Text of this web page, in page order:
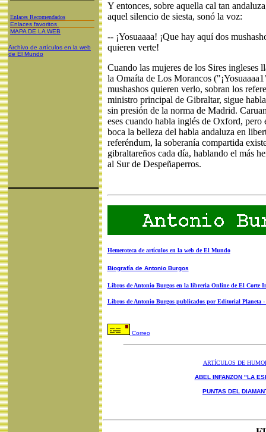
Enlaces Recomendados
Enlaces favoritos
MAPA DE LA WEB
Archivo de artículos en la web
de El Mundo
Y entonces, sobre aquella cal tan
aquel silencio de siesta, sonó la voz:
-- ¡Yosuaaaa! ¡Que hay aquí dos
quieren verte!
Cuando las mujeres de los Sires ingleses
la Omaíta de Los Morancos
mushashos quieren verlo, sobran los
ministro principal de Gibraltar, sigue
sin presión de la norma de Madrid.
eses cuando habla inglés de Oxford, pero
boca la belleza del habla andaluza en
referéndum, la soberanía compartida
gibraltareños cada día, hablando el más
al Sur de Despeñaperros.
Hemeroteca de artículos en la web de El Mundo
Biografía de Antonio Burgos
Libros de Antonio Burgos en la libreria Online de El Corte
Libros de Antonio Burgos publicados por Editorial Planeta -
Correo
ARTÍCULOS DE
ABEL INFANZON "LA
PUNTAS DEL